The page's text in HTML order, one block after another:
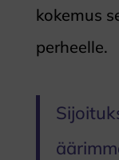
kokemus
perheelle.